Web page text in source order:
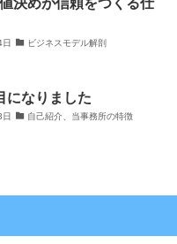
ビジネスモデル解剖
になりました
自己紹介、当事務所の特徴